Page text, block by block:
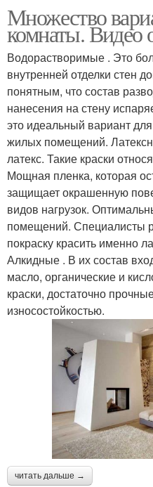
Множество
комнаты. Видео
Водорастворимые . Это
внутренней отделки стен
понятным, что состав
нанесения на стену
это идеальный вариант
жилых помещений.
латекс. Такие краски
Мощная пленка, которая
защищает окрашенную
видов нагрузок.
помещений. Специалисты
покраску красить именно
Алкидные . В их состав
масло, органические и
краски, достаточно
износостойкостью.
читать дальше →